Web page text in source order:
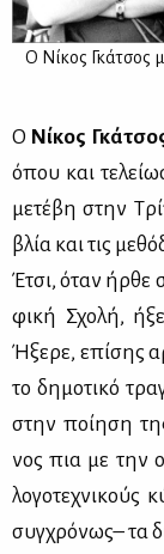
Ο Νί­κος Γκά­τσος
Ο Νί­κος
όπου και
με­τέ­βη στην
βλία και τις
Έτσι, όταν ήρ­θε
φι­κή Σχο­λή,
Ήξε­ρε, επί­σης
το δη­μο­τι­κό
στην ποί­η­ση
νος πια με την
λο­γο­τε­χνι­κούς
συγ­χρό­νως– τα